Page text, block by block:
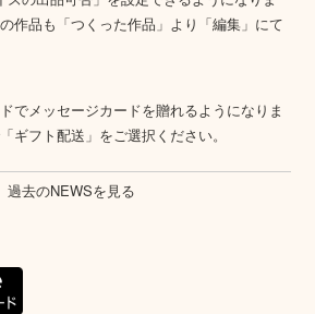
作品も「つくった作品」より「編集」にて
でメッセージカードを贈れるようになりま
ギフト配送」をご選択ください。
過去のNEWSを見る